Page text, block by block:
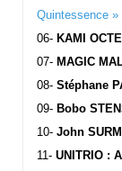
Quintessence »
06- KAMI
07- MAGIC
08- Stéphane
09- Bobo
10- John
11- UNITRIO :